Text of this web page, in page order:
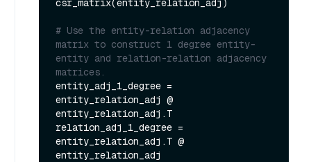
csr_matrix(entity_relation_adj)
# Use the entity-relation adjacency
matrix to construct 1 degree entity-
entity and relation-relation adjacency
matrices.
entity_adj_1_degree =
entity_relation_adj @
entity_relation_adj.T
relation_adj_1_degree =
entity_relation_adj.T @
entity_relation_adj